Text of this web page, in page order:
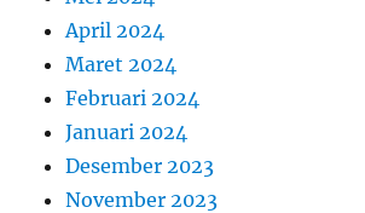
April 2024
Maret 2024
Februari 2024
Januari 2024
Desember 2023
November 2023